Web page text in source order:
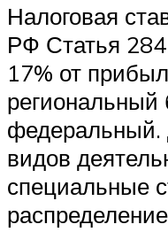
Налоговая
РФ Статья
17% от
федеральный.
видов
специальные